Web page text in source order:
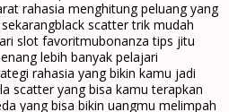
rahasia menghitung peluang yang
black scatter trik mudah
slot favoritmubonanza tips jitu
lebih banyak pelajari
rahasia yang bikin kamu jadi
scatter yang bisa kamu terapkan
yang bisa bikin uangmu melimpah